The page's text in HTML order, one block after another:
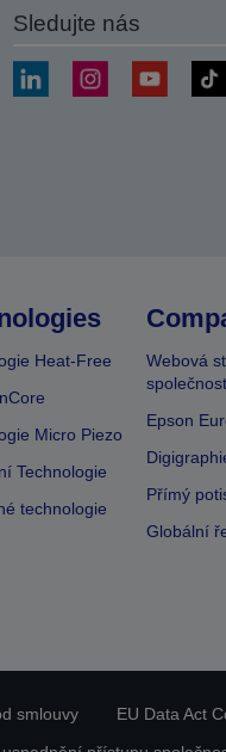
Sledujte nás
Heat-Free
Micro Piezo
Technologie
technologie
Webová
Epson
Přímý
Globální
smlouvy
EU Data Act